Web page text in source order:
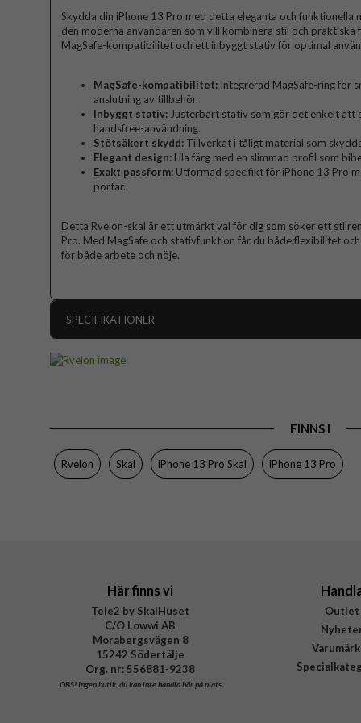
Skydda din iPhone 13 Pro med detta eleganta och funktionella
den moderna användaren som vill kombinera stil och
MagSafe-kompatibilitet och ett inbyggt stativ för optimal
MagSafe-kompatibilitet: Integrerad MagSafe-ring för
anslutning av tillbehör.
Inbyggt stativ: Justerbart stativ som gör det enkelt att
handsfree-användning.
Stötsäkert skydd: Tillverkat i tåligt material som
Elegant design: Lila färg med en slimmad profil som
Exakt passform: Utformad specifikt för iPhone 13 Pro
portar.
Detta Rvelon-skal är ett utmärkt val för dig som söker ett
Pro. Med MagSafe och stativfunktion får du både flexibilitet
för både arbete och nöje.
SPECIFIKATIONER
Egenskaper
Färg
Material
FINNS I
Rvelon Skal iPhone 13 Pro Skal iPhone 13 Pro
Här finns vi
Tele2 by SkalHuset
C/O Lowwi AB
Morabergsvägen 8
15242 Södertälje
Org. nr: 556881-9238
OBS!Ingen butik, du kan inte handla här på plats
Outlet